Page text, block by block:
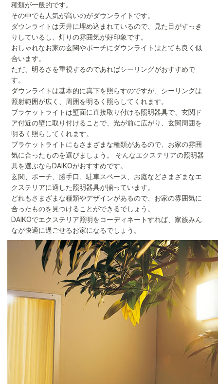
種類が一般的です。
その中でも人気が高いのがダウンライトです。
ダウンライトは天井に埋め込まれているので、見た目がすっき
りしているし、灯りの雰囲気が好印象です。
おしゃれなお家の玄関やポーチにダウンライトはとても良く似
合います。
ただ、明るさを重視するのであればシーリングがおすすめで
す。
ダウンライトは基本的に真下を照らすのですが、シーリングは
照射範囲が広く、周囲を明るく照らしてくれます。
ブラケットライトは壁面に直接取り付ける照明器具で、玄関ド
ア付近の壁に取り付けることで、光が前に広がり、玄関周囲を
明るく照らしてくれます。
ブラケットライトにもさまざまな種類があるので、お家の雰囲
気に合ったものを選びましょう。 そんなエクステリアの照明器
具を選ぶならDAIKOがおすすめです。
玄関、ポーチ、勝手口、駐車スペース、お庭などさまざまなエ
クステリアに適した照明器具が揃っています。
どれもさまざまな種類やデザインがあるので、お家の雰囲気に
合ったものを見つけることができるでしょう。
DAIKOでエクステリア照明をコーディネートすれば、家族みん
なが快適に過ごせるお家になるでしょう。